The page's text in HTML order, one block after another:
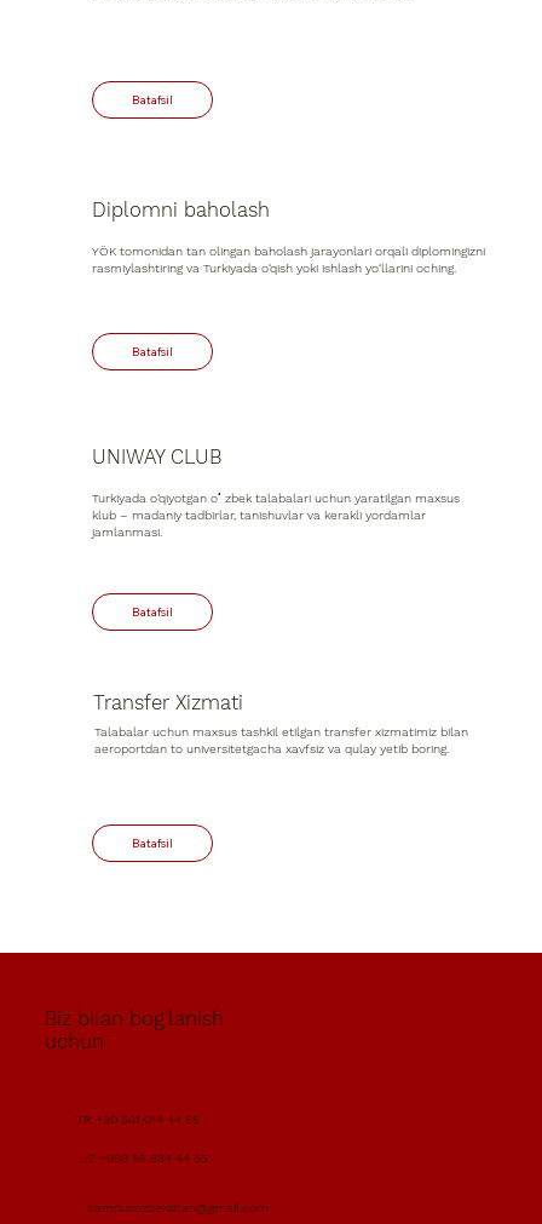
Diplomni baholash
YÖK tomonidan tan olingan baholash jarayonlari orqali diplomingizni
rasmiylashtiring va Turkiyada o‘qish yoki ishlash yo‘llarini oching.
Transfer Xizmati
Talabalar uchun maxsus tashkil etilgan transfer xizmatimiz bilan
aeroportdan to universitetgacha xavfsiz va qulay yetib boring.
UNIWAY CLUB
Turkiyada o‘qiyotgan oʻzbek talabalari uchun yaratilgan maxsus
klub – madaniy tadbirlar, tanishuvlar va kerakli yordamlar
jamlanmasi.
Biz bilan bog'lanish
uchun
TR +90 501 014 44 55
UZ +998 95 884 44 55
campusuzbekistan@gmail.com